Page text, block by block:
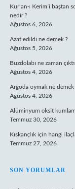
Kur’an-ı Kerim’i
nedir ?
Ağustos 6, 2026
Azat edildi ne demek ?
Ağustos 5, 2026
Buzdolabı ne zaman çıktı
Ağustos 4, 2026
Argoda oymak ne demek
Ağustos 4, 2026
Alüminyum oksit
Temmuz 30, 2026
Kıskançlık için hangi
Temmuz 27, 2026
SON YORUMLAR